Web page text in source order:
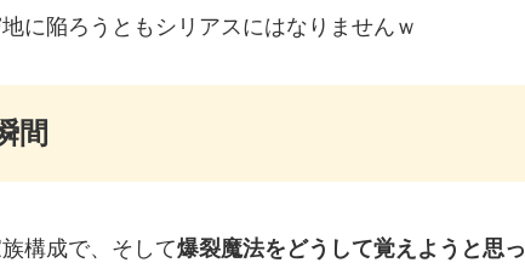
に陥ろうともシリアスにはなりませんｗ
間
構成で、そして爆裂魔法をどうして覚えようと思っ